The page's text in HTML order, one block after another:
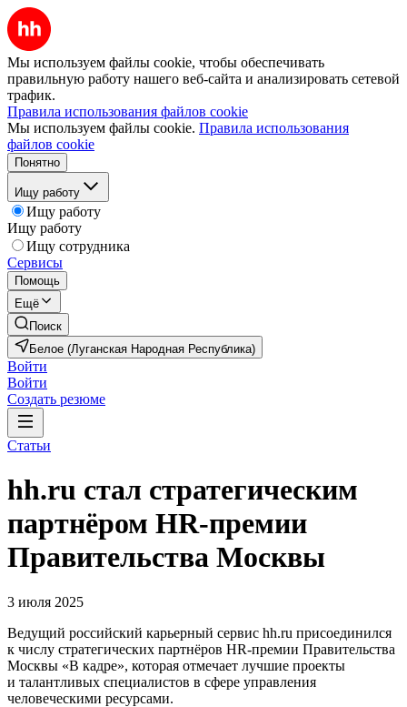
Мы используем файлы cookie, чтобы обеспечивать
правильную работу нашего веб-сайта и анализировать сетевой
трафик.
Правила использования файлов cookie
Мы используем файлы cookie. Правила использования
файлов cookie
Понятно
Ищу работу
Ищу работу
Ищу работу
Ищу сотрудника
Сервисы
Помощь
Ещё
Поиск
Белое (Луганская Народная Республика)
Войти
Войти
Создать резюме
Статьи
hh.ru стал стратегическим
партнёром HR-премии
Правительства Москвы
3 июля 2025
Ведущий российский карьерный сервис hh.ru присоединился
к числу стратегических партнёров HR-премии Правительства
Москвы «В кадре», которая отмечает лучшие проекты
и талантливых специалистов в сфере управления
человеческими ресурсами.